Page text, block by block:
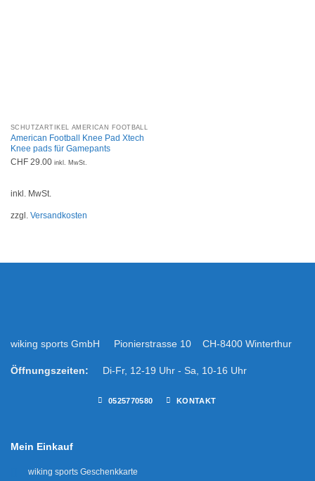
SCHUTZARTIKEL AMERICAN FOOTBALL
American Football Knee Pad Xtech
Knee pads für Gamepants
CHF29.00 inkl. MwSt.
inkl. MwSt.
zzgl. Versandkosten
wiking sports GmbH Pionierstrasse 10 CH-8400 Winterthur
Öffnungszeiten: Di-Fr, 12-19 Uhr - Sa, 10-16 Uhr
0525770580 KONTAKT
Mein Einkauf
wiking sports Geschenkkarte